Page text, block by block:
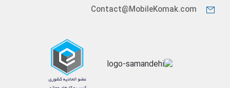
Contact@MobileKomak.com